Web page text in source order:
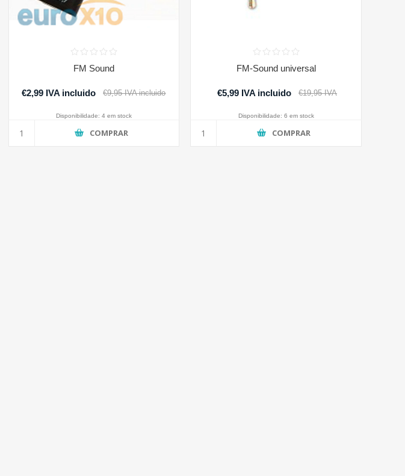
FM Sound
€2,99 IVA incluido €9,95 IVA incluido
COMPRAR
Disponibilidade: 4 em stock
FM-Sound universal
€5,99 IVA incluido
€19,95 IVA
COMPRAR
Disponibilidade: 6 em stock